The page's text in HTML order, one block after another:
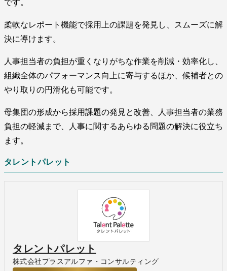
です。
柔軟なレポート機能で採用上の課題を発見し、スムーズに解
決に導けます。
人事担当者の負担が重くなりがちな作業を削減・効率化し、
組織全体のパフォーマンス向上に寄与するほか、候補者との
やり取りの円滑化も可能です。
母集団の形成から採用課題の発見と改善、人事担当者の業務
負担の軽減まで、人事に関するあらゆる問題の解決に役立ち
ます。
タレントパレット
タレントパレット
株式会社プラスアルファ・コンサルティング